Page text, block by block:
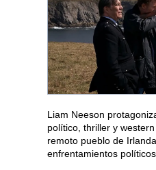
Liam Neeson
político, thriller y
remoto pueblo de
enfrentamientos